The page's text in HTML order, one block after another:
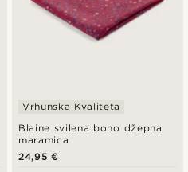
Blaine svilena boho džepna
maramica
Vrhunska Kvaliteta
24,95 €